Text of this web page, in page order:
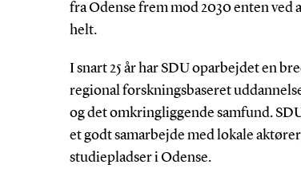
fra Odense frem mod 2030 enten
helt.
I snart 25 år har SDU oparbejdet en
regional forskningsbaseret
og det omkringliggende samfund.
et godt samarbejde med lokale
studiepladser i Odense.